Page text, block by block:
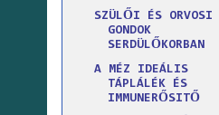
SZÜLŐI ÉS ORVOSI
GONDOK
SERDÜLŐKORBAN
A MÉZ IDEÁLIS
TÁPLÁLÉK ÉS
IMMUNERŐSITŐ